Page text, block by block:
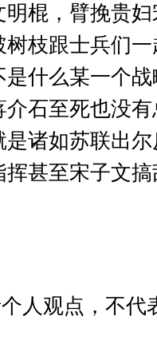
棍，臂挽贵
枝跟士兵们
什么某一个
石至死也没
诸如苏联出
甚至宋子文
人观点，不代